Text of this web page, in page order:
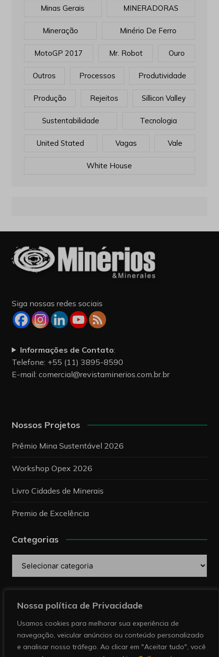
Nossa política de Privacidade
Usamos cookies para melhorar sua experiência de
navegação, veicular anúncios ou conteúdo personalizado
e analisar nosso tráfego. Ao clicar em "Aceitar tudo", você
Minas Gerais MINERADORAS
Mineração Minério De Ferro
MotoGP 2017 Mr. Robot Ouro
Outros Processos Produtividade
Produção Rejeitos Sillicon Valley
Sustentabilidade Tecnologia
United Stated Vagas Vale
White House
Siga nossas redes sociais
Informações de Contato:
Telefone: +55 (11) 3895-8590
E-mail: comercial@revistaminerios.com.br.br
Nossos Projetos
Prêmio Mina Sustentável 2026
Workshop Opex 2026
Livro Cidades de Minerais
Premio de Excelência
Categorias